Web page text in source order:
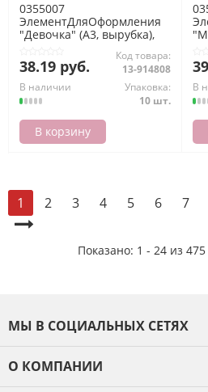
0355007
ЭлементДляОформления
"Девочка" (А3, вырубка),
38.19 руб.
Код товара:
13-914808
В наличии
Упаковка:
10 шт.
В корзину
В
1 2 3 4 5 6 7
Показано: 1 - 24 из
МЫ В СОЦИАЛЬНЫХ СЕТЯХ
О КОМПАНИИ